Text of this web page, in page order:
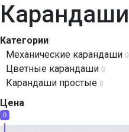
Карандаши
Категории
Механические карандаши 0
Цветные карандаши 0
Карандаши простые 0
Цена
0